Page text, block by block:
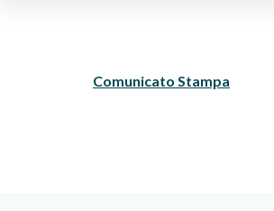
Comunicato Stampa